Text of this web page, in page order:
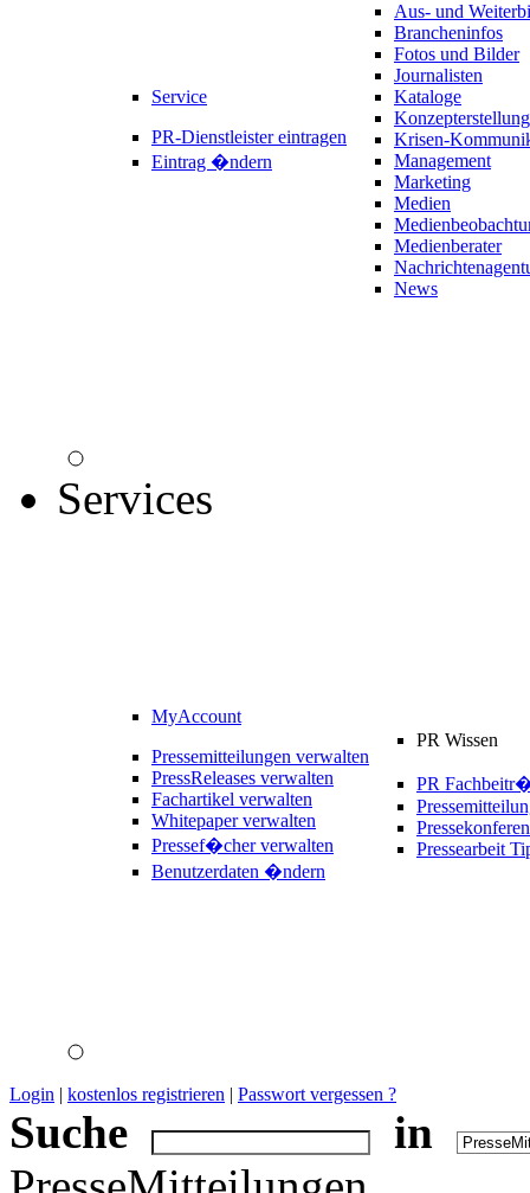
Service
PR-Dienstleister eintragen
Eintrag �ndern
Aus- und
Brancheninfos
Fotos und Bilder
Journalisten
Kataloge
Konzepterstellung
Krisen-
Management
Marketing
Medien
Medienberater
News
Services
MyAccount
Pressemitteilungen verwalten
PressReleases verwalten
Fachartikel verwalten
Whitepaper verwalten
Pressef�cher verwalten
Benutzerdaten �ndern
PR Wissen
PR
Pressearbeit
Login | kostenlos registrieren | Passwort vergessen ?
Suche
in